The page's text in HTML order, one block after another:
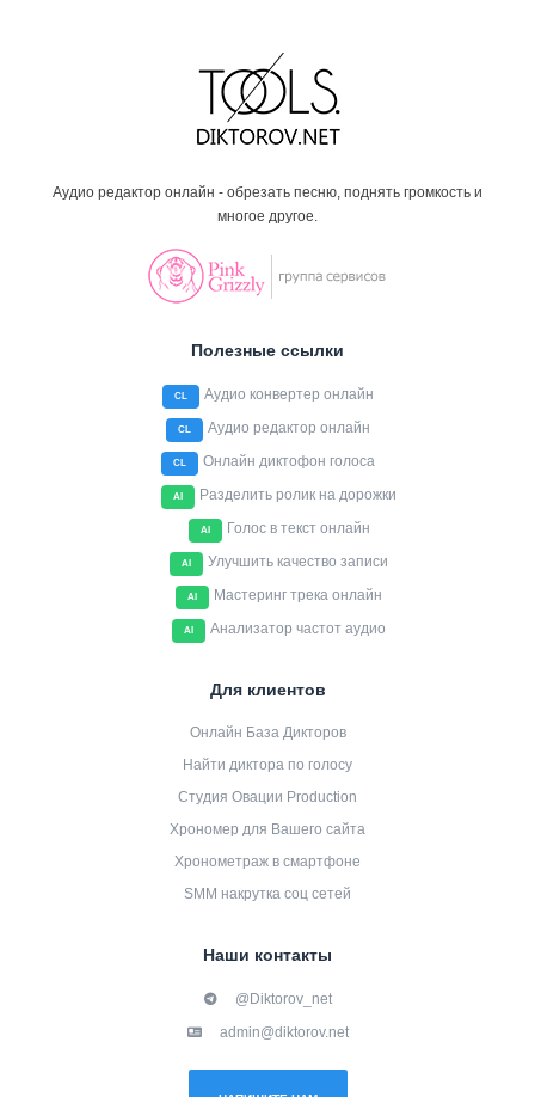
Аудио редактор онлайн - обрезать песню, поднять громкость и
многое другое.
Полезные ссылки
CL Аудио конвертер онлайн
CL Аудио редактор онлайн
CL Онлайн диктофон голоса
AI Разделить ролик на дорожки
AI Голос в текст онлайн
AI Улучшить качество записи
AI Мастеринг трека онлайн
AI Анализатор частот аудио
Для клиентов
Онлайн База Дикторов
Найти диктора по голосу
Студия Овации Production
Хрономер для Вашего сайта
Хронометраж в смартфоне
SMM накрутка соц сетей
Наши контакты
@Diktorov_net
admin@diktorov.net